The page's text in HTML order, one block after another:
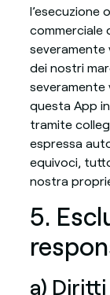
l’esecuzione
commerciale
severamente
dei nostri
severamente
questa App
tramite
espressa
equivoci,
nostra
5.
a)